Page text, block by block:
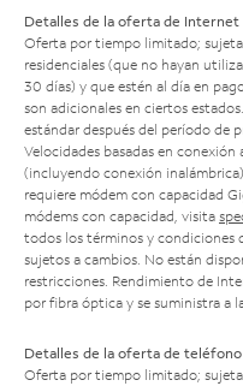
Detalles de la oferta de Internet
Oferta por tiempo limitado;
residenciales (que no hayan
30 días) y que estén al día en
son adicionales en ciertos
estándar después del período de
Velocidades basadas en conexión
(incluyendo conexión
requiere módem con capacidad
módems con capacidad, visita
todos los términos y condiciones
sujetos a cambios. No están
restricciones. Rendimiento de
por fibra óptica y se suministra a
Detalles de la oferta de
Oferta por tiempo limitado;